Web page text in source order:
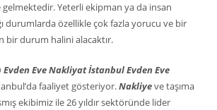
Yeterli ekipman ya da insan
durumlarda özellikle çok fazla yorucu ve bir
durum halini alacaktır.
Eve Nakliyat İstanbul Evden Eve
faaliyet gösteriyor.Nakliyeve taşıma
ekibimiz ile 26 yıldır sektöründe lider